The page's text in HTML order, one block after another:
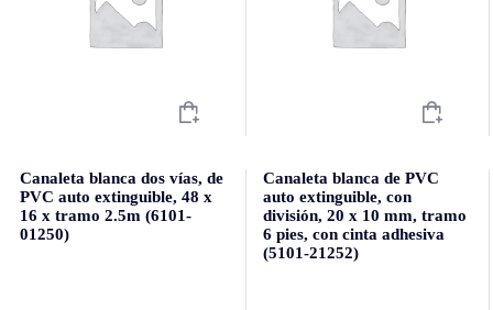
Canaleta blanca dos vías, de
PVC auto extinguible, 48 x
16 x tramo 2.5m (6101-
01250)
Canaleta blanca de PVC
auto extinguible, con
división, 20 x 10 mm, tramo
6 pies, con cinta adhesiva
(5101-21252)